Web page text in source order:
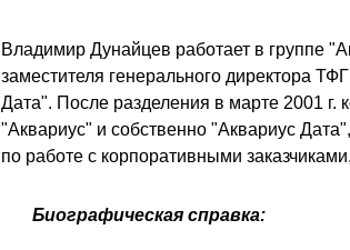
Владимир Дунайцев работает в группе
заместителя генерального директора
Дата". После разделения в марте 2001
"Аквариус" и собственно "Аквариус
по работе с корпоративными
Биографическая справка: